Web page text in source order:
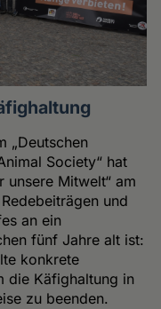
„Deutschen
Society“ hat
unsere Mitwelt“ am
und
an ein
fünf Jahre alt ist:
konkrete
die Käfighaltung in
zu beenden.